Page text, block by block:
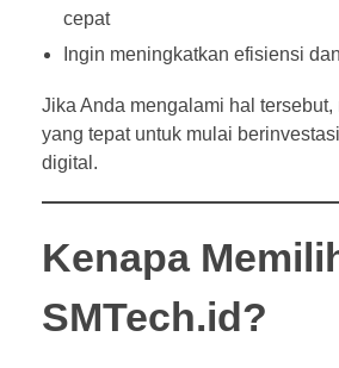
cepat
Ingin meningkatkan efisiensi
Jika Anda mengalami hal tersebut,
yang tepat untuk mulai
digital.
Kenapa
SMTech.id?